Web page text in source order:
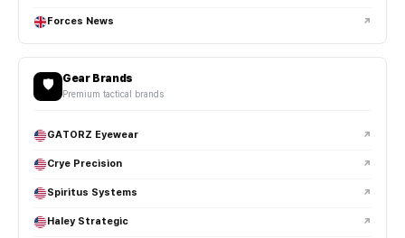
Forces News ↗
🛡️ Gear Brands
Premium tactical brands
GATORZ Eyewear ↗
Crye Precision ↗
Spiritus Systems ↗
Haley Strategic ↗